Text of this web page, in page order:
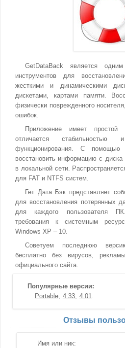
GetDataBack является
инструментов для
жесткими и динамическими
дискетами, картами памяти.
физически поврежденного
ошибок.
Приложение имеет простой
отличается стабильностью
функционирования. С
восстановить информацию с
в локальной сети.
для FAT и NTFS систем.
Гет Дата Бэк представляет
для восстановления потерянных
для каждого пользователя
требования к системным
Windows XP – 10.
Советуем последнюю
бесплатно без вирусов,
официального сайта.
Популярные версии:
Portable
4.33 4.01
Отзывы
Имя или ник: